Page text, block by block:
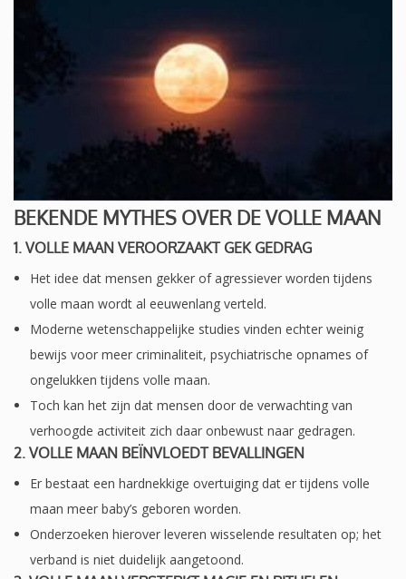
BEKENDE MYTHES OVER DE VOLLE MAAN
1. VOLLE MAAN VEROORZAAKT GEK GEDRAG
Het idee dat mensen gekker of agressiever worden tijdens
volle maan wordt al eeuwenlang verteld.
Moderne wetenschappelijke studies vinden echter weinig
bewijs voor meer criminaliteit, psychiatrische opnames of
ongelukken tijdens volle maan.
Toch kan het zijn dat mensen door de verwachting van
verhoogde activiteit zich daar onbewust naar gedragen.
2. VOLLE MAAN BEÏNVLOEDT BEVALLINGEN
Er bestaat een hardnekkige overtuiging dat er tijdens volle
maan meer baby’s geboren worden.
Onderzoeken hierover leveren wisselende resultaten op; het
verband is niet duidelijk aangetoond.